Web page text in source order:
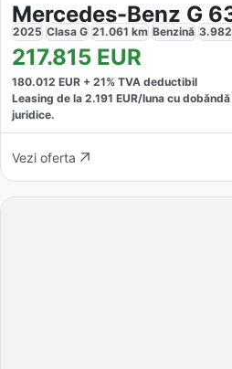
2025 Clasa G 21.061 km Benzină 3.982
217.815 EUR
180.012 EUR + 21% TVA deductibil
Leasing de la 2.191 EUR/luna cu dobăndă
juridice.
Vezi oferta